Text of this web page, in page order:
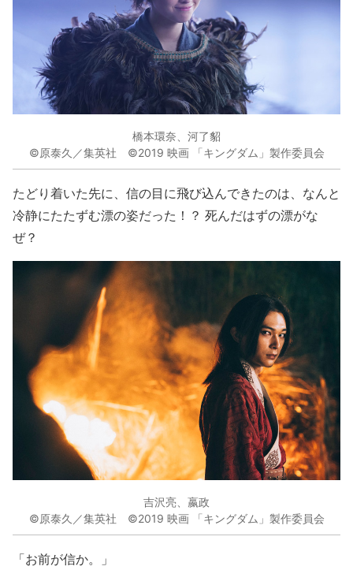
橋本環奈、河了貂
©原泰久／集英社 ©2019 映画 「キングダム」製作委員会
たどり着いた先に、信の目に飛び込んできたのは、なんと
冷静にたたずむ漂の姿だった！？ 死んだはずの漂がな
ぜ？
吉沢亮、嬴政
©原泰久／集英社 ©2019 映画 「キングダム」製作委員会
「お前が信か。」